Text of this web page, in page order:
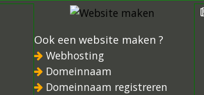
Ook een website maken ?
Webhosting
Domeinnaam
Domeinnaam registreren